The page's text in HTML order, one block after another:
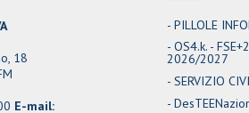
18
E-mail:
PILLOLE
OS4.k. -
2026/2027
SERVIZIO